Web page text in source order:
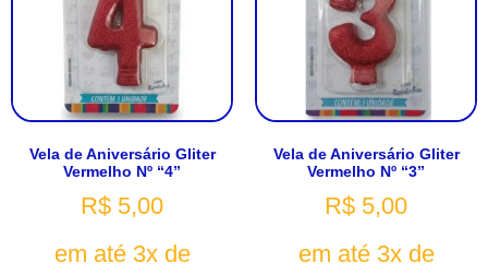
Vela de Aniversário Gliter
Vermelho Nº “4”
R$ 5,00
em até 3x de
Vela de Aniversário Gliter
Vermelho Nº “3”
R$ 5,00
em até 3x de